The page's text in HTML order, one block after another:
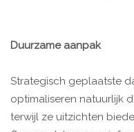
Duurzame aanpak
Strategisch geplaatste
optimaliseren natuurlijk
terwijl ze uitzichten